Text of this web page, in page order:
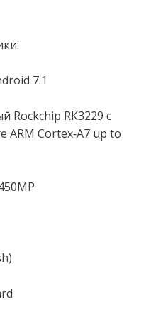
7.1
Rосkсhiр RК3229 с
АRМ Соrtех-А7 uр tо